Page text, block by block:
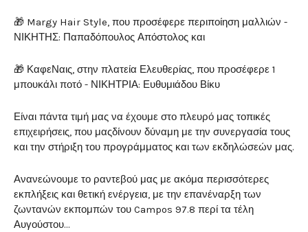
🎁 Margy Hair Style, που προσέφερε περιποίηση μαλλιών -
ΝΙΚΗΤΗΣ: Παπαδόπουλος Απόστολος και
🎁 ΚαφεΝαις, στην πλατεία Ελευθερίας, που προσέφερε 1
μπουκάλι ποτό - ΝΙΚΗΤΡΙΑ: Ευθυμιάδου Βίκυ
Είναι πάντα τιμή μας να έχουμε στο πλευρό μας τοπικές
επιχειρήσεις, που μαςδίνουν δύναμη με την συνεργασία τους
και την στήριξη του προγράμματος και των εκδηλώσεών μας.
Ανανεώνουμε το ραντεβού μας με ακόμα περισσότερες
εκπλήξεις και θετική ενέργεια, με την επανέναρξη των
ζωντανών εκπομπών του Campos 97.8 περί τα τέλη
Αυγούστου...